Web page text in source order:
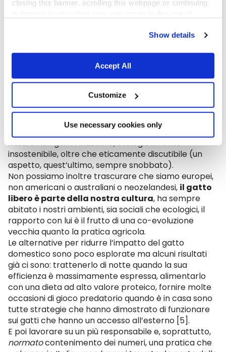
closing this banner, scrolling this webpage or continuing
Show details
Accept All
Customize
Use necessary cookies only
Riformulare il problema
La tutela delle specie selvatiche non può passare dal
contenimento coatto del gatto domestico,
nemmeno se di proprietà, perché questa è una
misura non generalizzabile, etologicamente
insostenibile, oltre che eticamente discutibile (un
aspetto, quest’ultimo, sempre snobbato).
Non possiamo inoltre trascurare che siamo europei,
non americani o australiani o neozelandesi, il gatto
libero è parte della nostra cultura, ha sempre
abitato i nostri ambienti, sia sociali che ecologici, il
rapporto con lui è il frutto di una co-evoluzione
vecchia quanto la pratica agricola.
Le alternative per ridurre l’impatto del gatto
domestico sono poco esplorate ma alcuni risultati
già ci sono: trattenerlo di notte quando la sua
efficienza è massimamente espressa, alimentarlo
con una dieta ad alto valore proteico, fornire molte
occasioni di gioco predatorio quando è in casa sono
tutte strategie che hanno dimostrato di funzionare
sui gatti che hanno un accesso all’esterno [5].
E poi lavorare su un più responsabile e, soprattutto,
normatocontenimento dei numeri, una pratica che